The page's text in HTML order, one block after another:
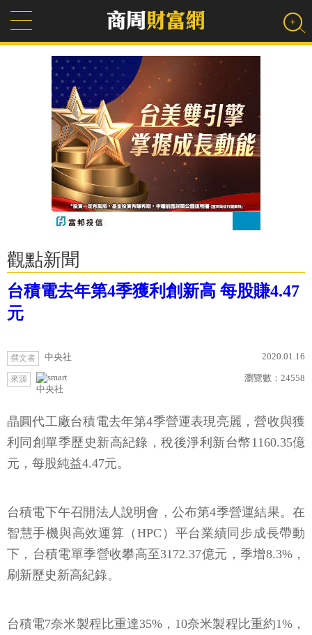
觀點新聞
台積電去年第4季獲利創新高 每股賺4.47
元
撰文者 中央社 2020.01.16
來源
中央社
瀏覽數： 24558
晶圓代工廠台積電去年第4季營運表現亮麗，營收與獲
利同創單季歷史新高紀錄，稅後淨利新台幣1160.35億
元，每股純益4.47元。
台積電下午召開法人說明會，公布第4季營運結果。在
智慧手機與高效運算（HPC）平台業績同步成長帶動
下，台積電單季營收攀高至3172.37億元，季增8.3%，
刷新歷史新高紀錄。
台積電7奈米製程比重達35%，10奈米製程比重約1%，